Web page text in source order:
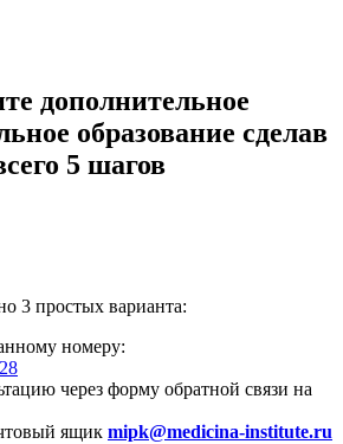
дополнительное
образование сделав
5 шагов
3 простых варианта:
номеру:
через форму обратной связи на
ящик mipk@medicina-institute.ru